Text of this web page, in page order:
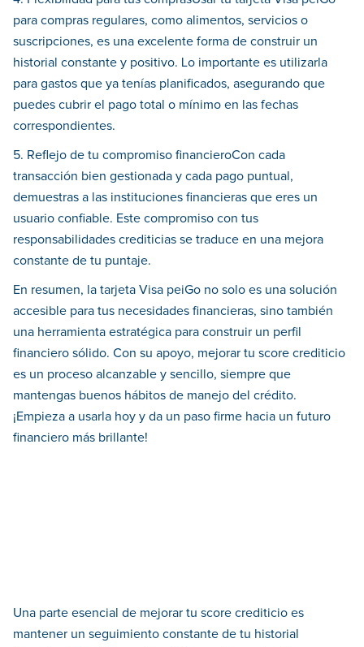
para compras regulares, como alimentos, servicios o
suscripciones, es una excelente forma de construir un
historial constante y positivo. Lo importante es utilizarla
para gastos que ya tenías planificados, asegurando que
puedes cubrir el pago total o mínimo en las fechas
correspondientes.
5. Reflejo de tu compromiso financieroCon cada
transacción bien gestionada y cada pago puntual,
demuestras a las instituciones financieras que eres un
usuario confiable. Este compromiso con tus
responsabilidades crediticias se traduce en una mejora
constante de tu puntaje.
En resumen, la tarjeta Visa peiGo no solo es una solución
accesible para tus necesidades financieras, sino también
una herramienta estratégica para construir un perfil
financiero sólido. Con su apoyo, mejorar tu score crediticio
es un proceso alcanzable y sencillo, siempre que
mantengas buenos hábitos de manejo del crédito.
¡Empieza a usarla hoy y da un paso firme hacia un futuro
financiero más brillante!
Una parte esencial de mejorar tu score crediticio es
mantener un seguimiento constante de tu historial